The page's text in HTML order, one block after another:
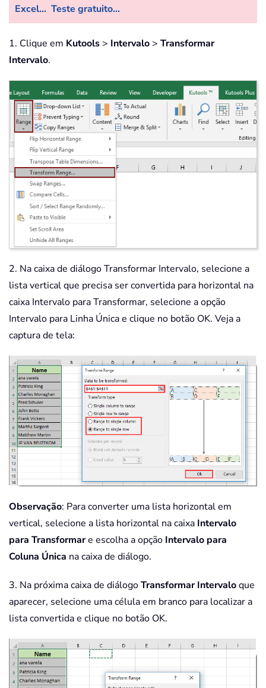
Excel... Teste gratuito...
1. Clique em Kutools > Intervalo > Transformar
Intervalo.
2. Na caixa de diálogo Transformar Intervalo, selecione a
lista vertical que precisa ser convertida para horizontal na
caixa Intervalo para Transformar, selecione a opção
Intervalo para Linha Única e clique no botão OK. Veja a
captura de tela:
Observação: Para converter uma lista horizontal em
vertical, selecione a lista horizontal na caixa Intervalo
para Transformare escolha a opção Intervalo para
Coluna Única na caixa de diálogo.
3. Na próxima caixa de diálogoTransformar Intervaloque
aparecer, selecione uma célula em branco para localizar a
lista convertida e clique no botão OK.